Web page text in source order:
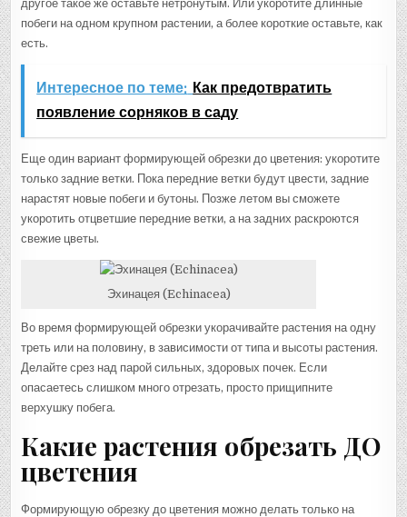
другое такое же оставьте нетронутым. Или укоротите длинные
побеги на одном крупном растении, а более короткие оставьте, как
есть.
Интересное по теме: Как предотвратить
появление сорняков в саду
Еще один вариант формирующей обрезки до цветения: укоротите
только задние ветки. Пока передние ветки будут цвести, задние
нарастят новые побеги и бутоны. Позже летом вы сможете
укоротить отцветшие передние ветки, а на задних раскроются
свежие цветы.
Эхинацея (Echinacea)
Во время формирующей обрезки укорачивайте растения на одну
треть или на половину, в зависимости от типа и высоты растения.
Делайте срез над парой сильных, здоровых почек. Если
опасаетесь слишком много отрезать, просто прищипните
верхушку побега.
Какие растения обрезать ДО
цветения
Формирующую обрезку до цветения можно делать только на